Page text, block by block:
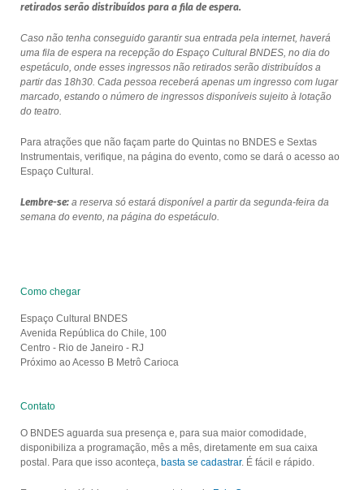
retirados serão distribuídos para a fila de espera.
Caso não tenha conseguido garantir sua entrada pela internet, haverá
uma fila de espera na recepção do Espaço Cultural BNDES, no dia do
espetáculo, onde esses ingressos não retirados serão distribuídos a
partir das 18h30. Cada pessoa receberá apenas um ingresso com lugar
marcado, estando o número de ingressos disponíveis sujeito à lotação
do teatro.
Para atrações que não façam parte do Quintas no BNDES e Sextas
Instrumentais, verifique, na página do evento, como se dará o acesso ao
Espaço Cultural.
Lembre-se:a reserva só estará disponível a partir da segunda-feira da
semana do evento, na página do espetáculo.
Como chegar
Espaço Cultural BNDES
Avenida República do Chile, 100
Centro - Rio de Janeiro - RJ
Próximo ao Acesso B Metrô Carioca
Contato
O BNDES aguarda sua presença e, para sua maior comodidade,
disponibiliza a programação, mês a mês, diretamente em sua caixa
postal. Para que isso aconteça, basta se cadastrar. É fácil e rápido.